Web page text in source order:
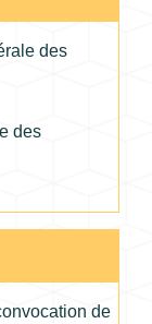
des
des
de